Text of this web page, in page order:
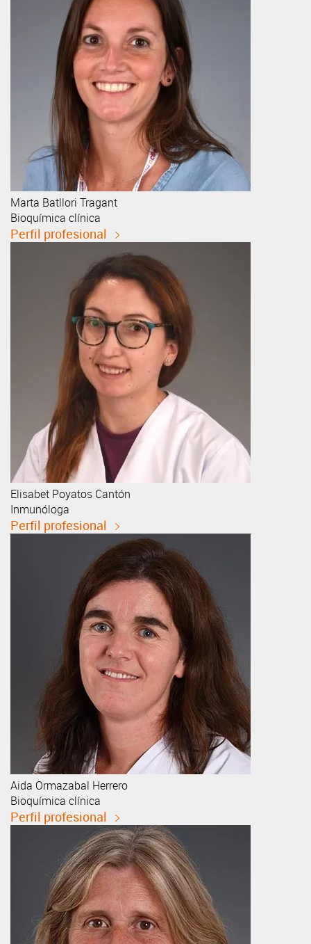
Marta Batllori Tragant
Bioquímica clínica
Perfil profesional
Elisabet Poyatos Cantón
Inmunóloga
Perfil profesional
Aida Ormazabal Herrero
Bioquímica clínica
Perfil profesional